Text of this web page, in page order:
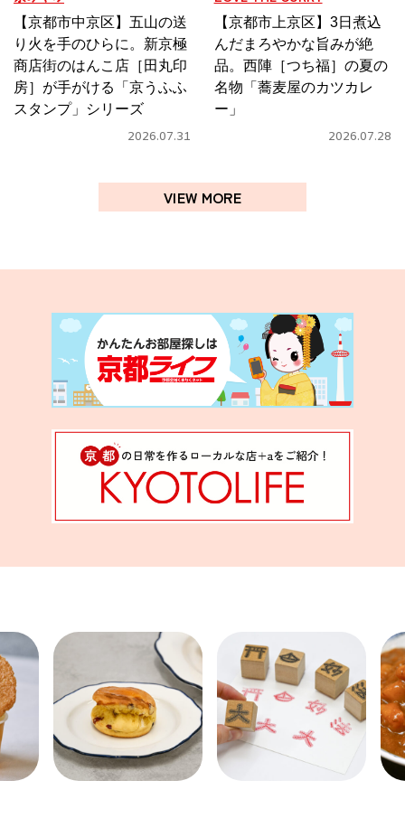
【京都市中京区】五山の送
り火を手のひらに。新京極
商店街のはんこ店［田丸印
房］が手がける「京うふふ
スタンプ」シリーズ
2026.07.31
【京都市上京区】3日煮込
んだまろやかな旨みが絶
品。西陣［つち福］の夏の
名物「蕎麦屋のカツカレ
ー」
2026.07.28
VIEW MORE